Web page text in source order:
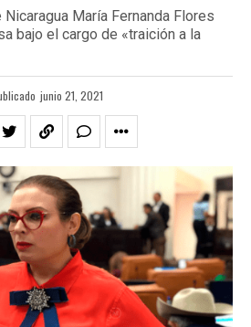
María Fernanda Flores
bajo el cargo de «traición a la
junio 21, 2021